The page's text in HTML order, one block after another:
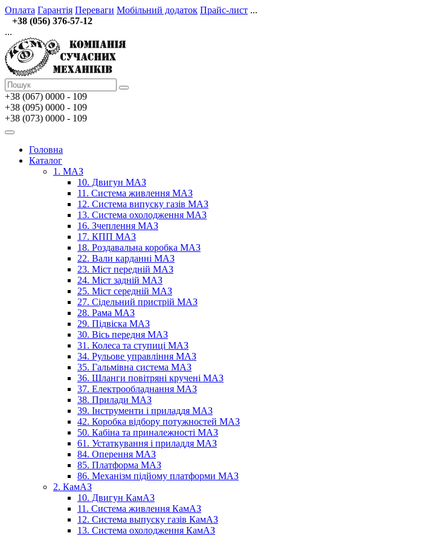
Оплата Гарантія Переваги Мобільний додаток Прайс-лист ...
+38 (056) 376-57-12
...
+38 (067) 0000 - 109
+38 (095) 0000 - 109
+38 (073) 0000 - 109
Головна
Каталог
1. МАЗ
10. Двигун МАЗ
11. Система живлення МАЗ
12. Система випуску газів МАЗ
13. Система охолодження МАЗ
16. Зчеплення МАЗ
17. КПП МАЗ
18. Роздавальна коробка МАЗ
22. Вали карданні МАЗ
23. Міст передній МАЗ
24. Міст задній МАЗ
25. Міст середній МАЗ
27. Сідельний пристрій МАЗ
28. Рама МАЗ
29. Підвіска МАЗ
30. Вісь передня МАЗ
31. Колеса та ступиці МАЗ
34. Рульове управління МАЗ
35. Гальмівна система МАЗ
36. Шланги повітряні кручені МАЗ
37. Електрообладнання МАЗ
38. Прилади МАЗ
39. Інструменти і приладдя МАЗ
42. Коробка відбору потужностей МАЗ
50. Кабіна та приналежності МАЗ
61. Устаткування і приладдя МАЗ
84. Оперення МАЗ
85. Платформа МАЗ
86. Механізм підйому платформи МАЗ
2. КамАЗ
10. Двигун КамАЗ
11. Система живлення КамАЗ
12. Система выпуску газів КамАЗ
13. Система охолодження КамАЗ